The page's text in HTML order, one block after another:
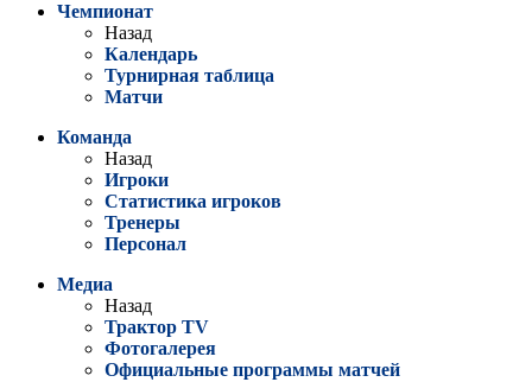
Чемпионат
Назад
Календарь
Турнирная таблица
Матчи
Команда
Назад
Игроки
Статистика игроков
Тренеры
Персонал
Медиа
Назад
Трактор TV
Фотогалерея
Официальные программы матчей